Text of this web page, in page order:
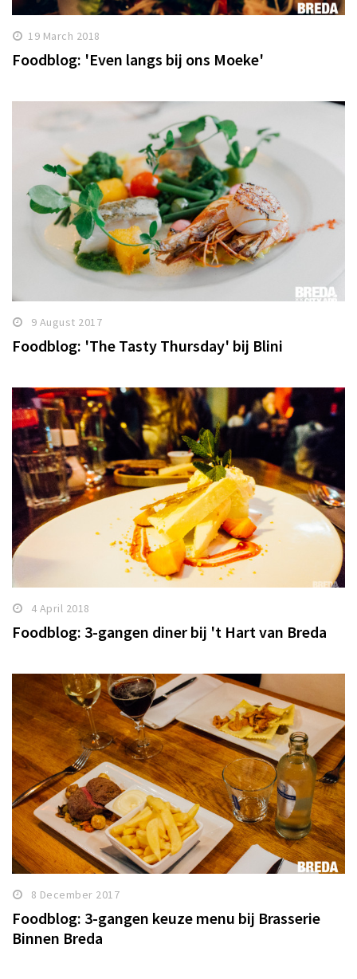
19 March 2018
Foodblog: 'Even langs bij ons Moeke'
9 August 2017
Foodblog: 'The Tasty Thursday' bij Blini
4 April 2018
Foodblog: 3-gangen diner bij 't Hart van Breda
8 December 2017
Foodblog: 3-gangen keuze menu bij Brasserie
Binnen Breda